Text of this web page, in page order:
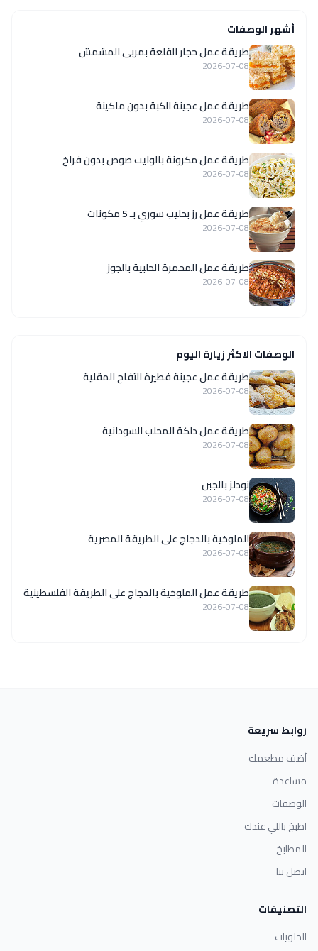
أشهر الوصفات
طريقة عمل حجار القلعة بمربى المشمش
2026-07-08
طريقة عمل عجينة الكبة بدون ماكينة
2026-07-08
طريقة عمل مكرونة بالوايت صوص بدون فراخ
2026-07-08
طريقة عمل رز بحليب سوري بـ 5 مكونات
2026-07-08
طريقة عمل المحمرة الحلبية بالجوز
2026-07-08
الوصفات الاكثر زيارة اليوم
طريقة عمل عجينة فطيرة التفاح المقلية
2026-07-08
طريقة عمل دلكة المحلب السودانية
2026-07-08
نودلز بالجبن
2026-07-08
الملوخية بالدجاج على الطريقة المصرية
2026-07-08
طريقة عمل الملوخية بالدجاج على الطريقة الفلسطينية
2026-07-08
روابط سريعة
أضف مطعمك
مساعدة
الوصفات
اطبخ باللي عندك
المطابخ
اتصل بنا
التصنيفات
الحلويات